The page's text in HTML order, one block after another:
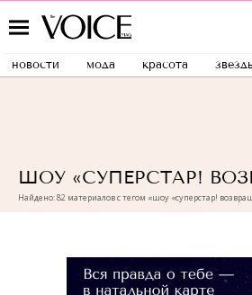
новости мода красота
ШОУ «СУПЕРСТАР!
Найдено: 82 материалов с тегом «шоу «суперстар!